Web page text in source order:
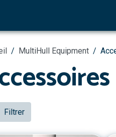
MultiHull Equipment
Filtrer